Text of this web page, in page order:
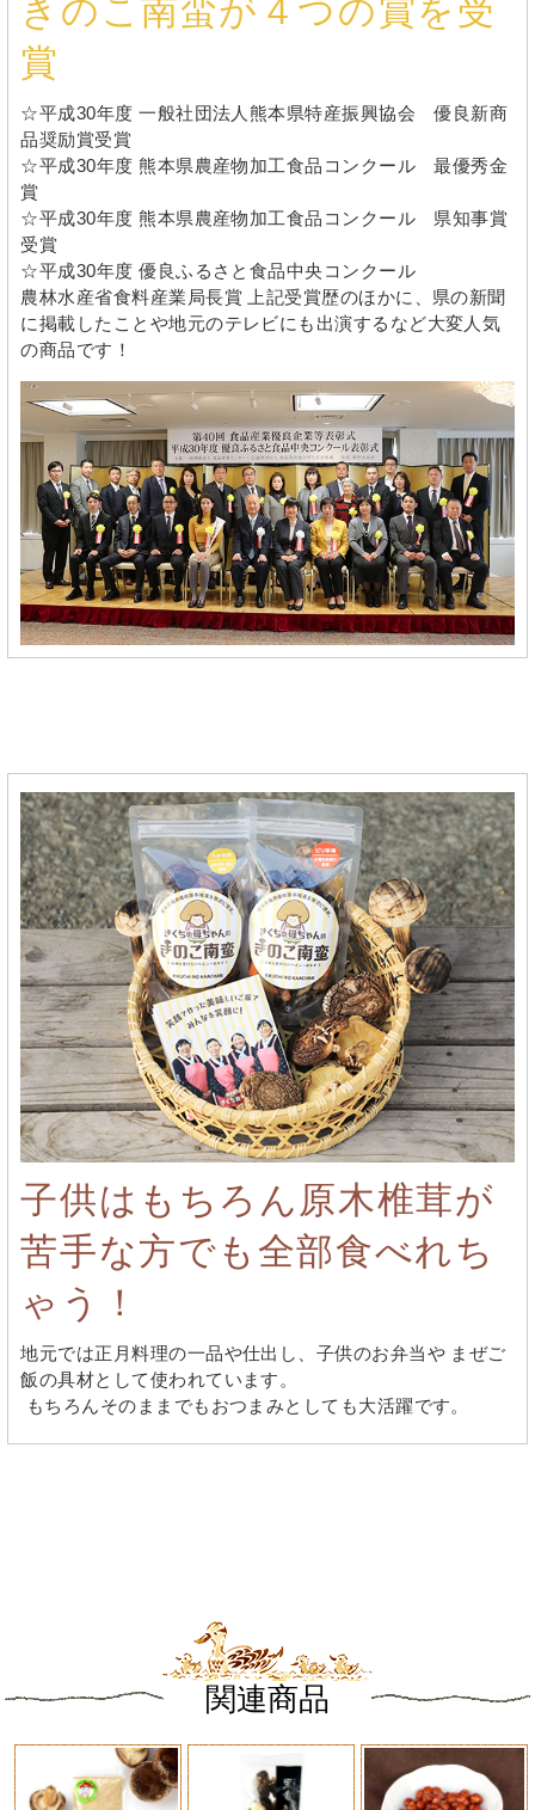
きのこ南蛮が４つの賞を受
賞
☆平成30年度 一般社団法人熊本県特産振興協会 優良新商
品奨励賞受賞
☆平成30年度 熊本県農産物加工食品コンクール 最優秀金
賞
☆平成30年度 熊本県農産物加工食品コンクール 県知事賞
受賞
☆平成30年度 優良ふるさと食品中央コンクール
農林水産省食料産業局長賞 上記受賞歴のほかに、県の新聞
に掲載したことや地元のテレビにも出演するなど大変人気
の商品です！
子供はもちろん原木椎茸が
苦手な方でも全部食べれち
ゃう！
地元では正月料理の一品や仕出し、子供のお弁当や まぜご
飯の具材として使われています。
もちろんそのままでもおつまみとしても大活躍です。
関連商品